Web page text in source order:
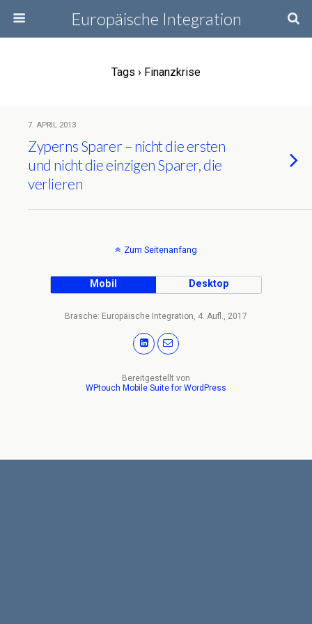
Europäische Integration
Tags › Finanzkrise
7. APRIL 2013
Zyperns Sparer – nicht die ersten
und nicht die einzigen Sparer, die
verlieren
Zum Seitenanfang
Mobil Desktop
Brasche: Europäische Integration, 4. Aufl., 2017
Bereitgestellt von
WPtouch Mobile Suite for WordPress